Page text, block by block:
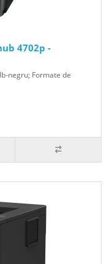
4702p -
negru; Formate de